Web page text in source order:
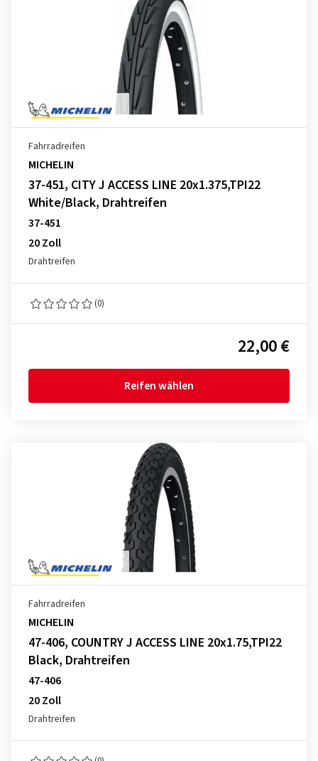
Fahrradreifen
MICHELIN
37-451, CITY J ACCESS LINE 20x1.375,TPI22
White/Black, Drahtreifen
37-451
20 Zoll
Drahtreifen
(0)
22,00 €
Reifen wählen
Fahrradreifen
MICHELIN
47-406, COUNTRY J ACCESS LINE 20x1.75,TPI22
Black, Drahtreifen
47-406
20 Zoll
Drahtreifen